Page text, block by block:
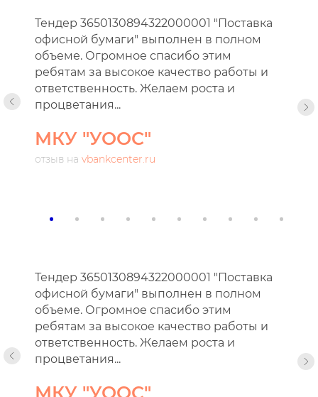
Тендер 3650130894322000001 "Поставка
офисной бумаги" выполнен в полном
объеме. Огромное спасибо этим
ребятам за высокое качество работы и
ответственность. Желаем роста и
процветания...
МКУ "УООС"
отзыв на vbankcenter.ru
Тендер 3650130894322000001 "Поставка
офисной бумаги" выполнен в полном
объеме. Огромное спасибо этим
ребятам за высокое качество работы и
ответственность. Желаем роста и
процветания...
МКУ "УООС"